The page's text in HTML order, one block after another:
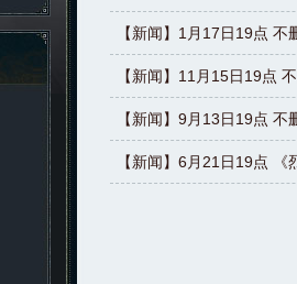
【新闻】1月17日19点 不
【新闻】11月15日19点
【新闻】9月13日19点 不
【新闻】6月21日19点